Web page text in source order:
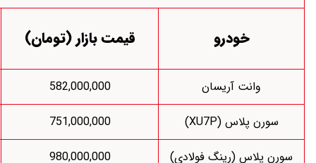
قیمت بازار (تومان)
قیمت
نمایندگی (تومان)
582,000,000
582,827,000
751,000,000
725,000,000
980,000,000
توقف فروش